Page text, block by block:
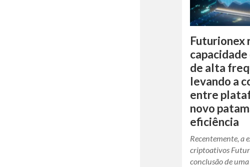
Futurionex
de alta
levando a
entre
novo
eficiência
Recentemente, a
criptoativos
conclusão de